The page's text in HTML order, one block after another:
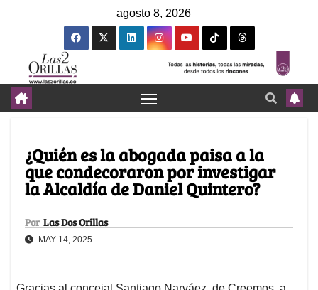
agosto 8, 2026
¿Quién es la abogada paisa a la
que condecoraron por investigar
la Alcaldía de Daniel Quintero?
Por Las Dos Orillas
MAY 14, 2025